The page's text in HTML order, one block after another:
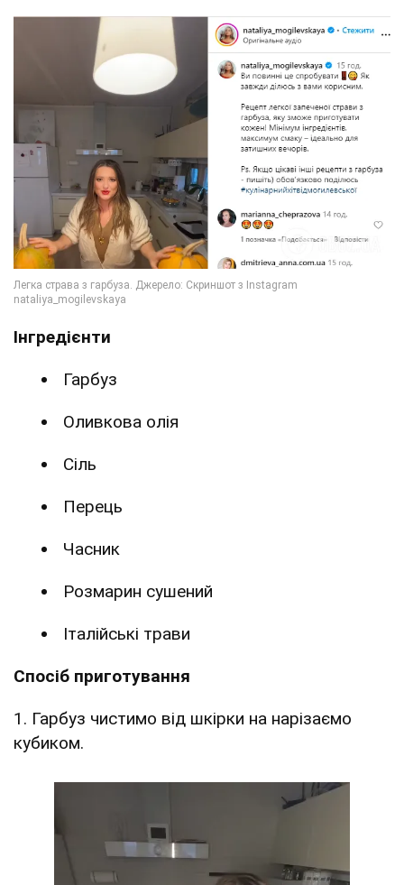
Інгредієнти
Гарбуз
Оливкова олія
Сіль
Перець
Часник
Розмарин сушений
Італійські трави
Спосіб приготування
1. Гарбуз чистимо від шкірки на нарізаємо
кубиком.